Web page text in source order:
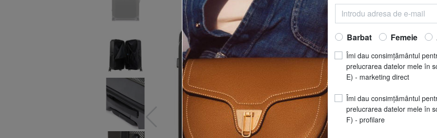
Acum să
REDUCERI
pret recomandat
MĂRIME: Extra
Barbat Femeie
Îmi dau consimțământul
prelucrarea datelor mele în
E) - marketing direct
Îmi dau consimțământul
prelucrarea datelor mele în
F) - profilare